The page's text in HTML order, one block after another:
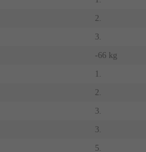
2.
3.
-66 kg
1.
2.
3.
3.
5.